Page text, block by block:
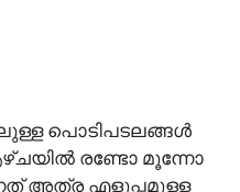
പൊടിപടലങ്ങൾ
രണ്ടോ മൂന്നോ
അത്ര എളുപ്പമുള്ള